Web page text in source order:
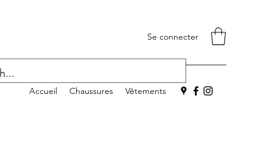
Se connecter
Accueil Chaussures Vêtements